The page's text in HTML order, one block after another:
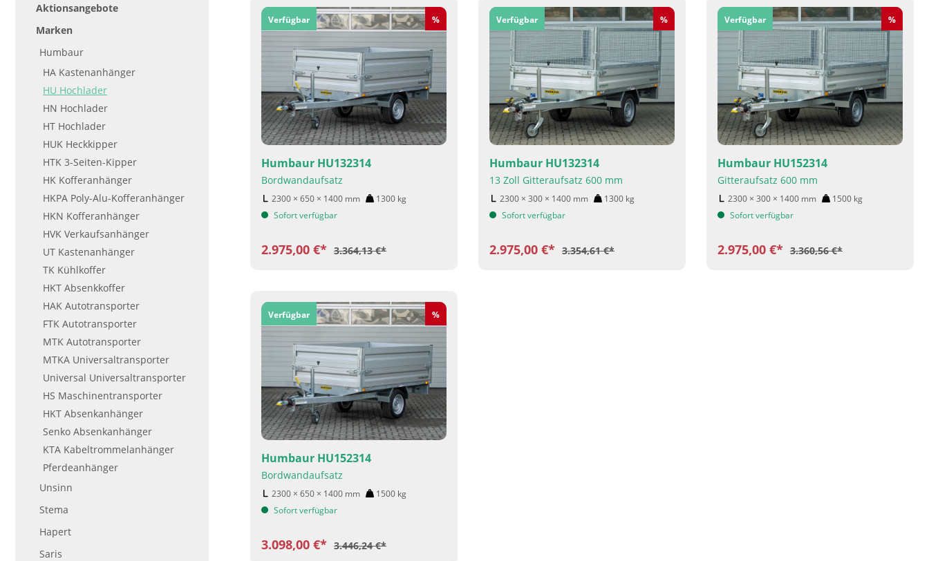
Aktionsangebote
Marken
Humbaur
HA Kastenanhänger
HU Hochlader
HN Hochlader
HT Hochlader
HUK Heckkipper
HTK 3-Seiten-Kipper
HK Kofferanhänger
HKPA Poly-Alu-Kofferanhänger
HKN Kofferanhänger
HVK Verkaufsanhänger
UT Kastenanhänger
TK Kühlkoffer
HKT Absenkkoffer
HAK Autotransporter
FTK Autotransporter
MTK Autotransporter
MTKA Universaltransporter
Universal Universaltransporter
HS Maschinentransporter
HKT Absenkanhänger
Senko Absenkanhänger
KTA Kabeltrommelanhänger
Pferdeanhänger
Unsinn
Stema
Hapert
Saris
Verfügbar Rabatt
%
Humbaur HU132314
Bordwandaufsatz
2300 × 650 × 1400 mm 1300 kg
Sofort verfügbar
2.975,00 €* 3.364,13 €*
Verfügbar Rabatt
%
Humbaur HU132314
13 Zoll Gitteraufsatz 600 mm
2300 × 300 × 1400 mm 1300 kg
Sofort verfügbar
2.975,00 €* 3.354,61 €*
Verfügbar Rabatt
%
Humbaur HU152314
Gitteraufsatz 600 mm
2300 × 300 × 1400 mm 1500 kg
Sofort verfügbar
2.975,00 €* 3.360,56 €*
Verfügbar Rabatt
%
Humbaur HU152314
Bordwandaufsatz
2300 × 650 × 1400 mm 1500 kg
Sofort verfügbar
3.098,00 €* 3.446,24 €*